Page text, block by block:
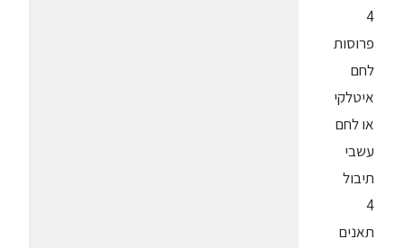
4
פרוסות
לחם
איטלקי
או לחם
עשבי
תיבול
4
תאנים